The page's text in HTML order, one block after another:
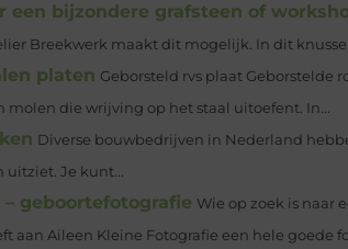
een bijzondere grafsteen of
Breekwerk maakt dit mogelijk. In dit knusse
platen Geborsteld rvs plaat Geborstelde
molen die wrijving op het staal uitoefent. In...
Diverse bouwbedrijven in Nederland
uitziet. Je kunt...
geboortefotografie Wie op zoek is naar
aan Aileen Kleine Fotografie een hele goede